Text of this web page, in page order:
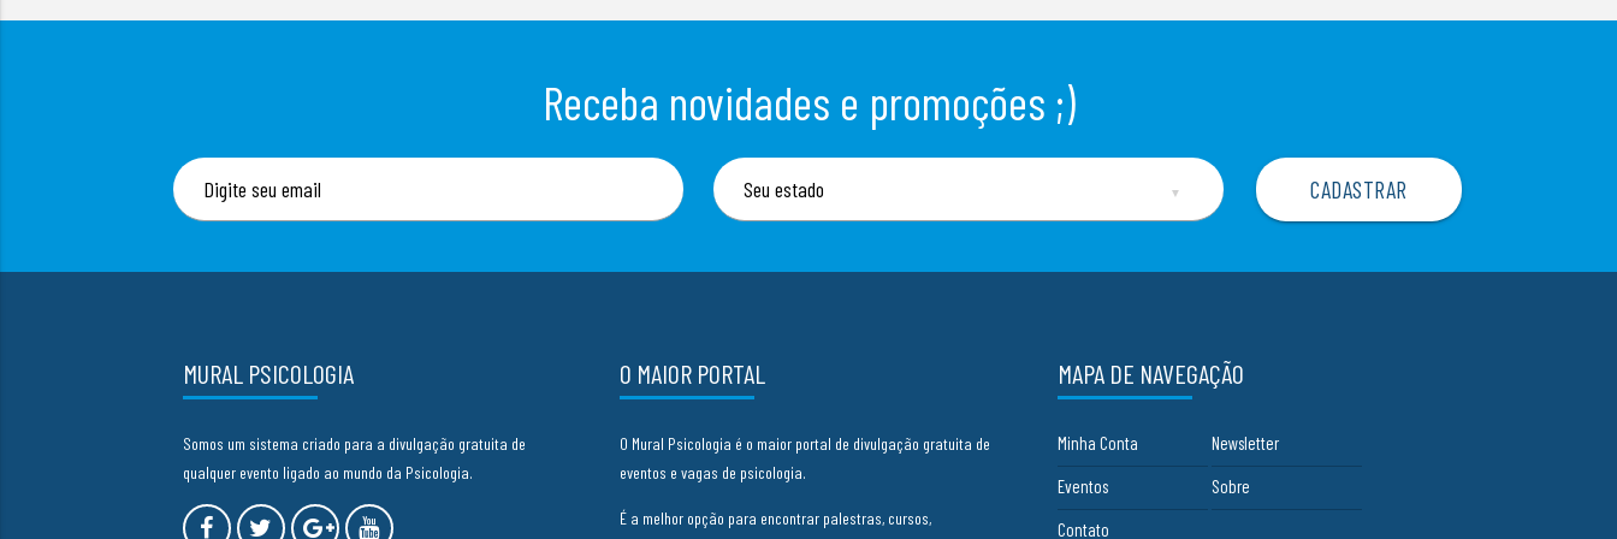
Receba novidades e promoções ;)
▼
MURAL PSICOLOGIA
Somos um sistema criado para a divulgação gratuita de
qualquer evento ligado ao mundo da Psicologia.
O MAIOR PORTAL
O Mural Psicologia é o maior portal de divulgação gratuita de
eventos e vagas de psicologia.
É a melhor opção para encontrar palestras, cursos,
MAPA DE NAVEGAÇÃO
Minha Conta
Newsletter
Eventos
Sobre
Contato